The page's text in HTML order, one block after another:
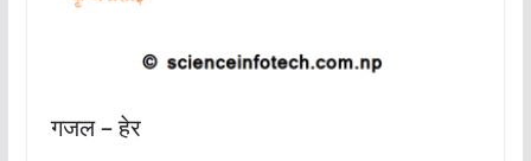
गजल – हेर